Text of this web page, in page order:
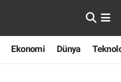
Ekonomi Dünya